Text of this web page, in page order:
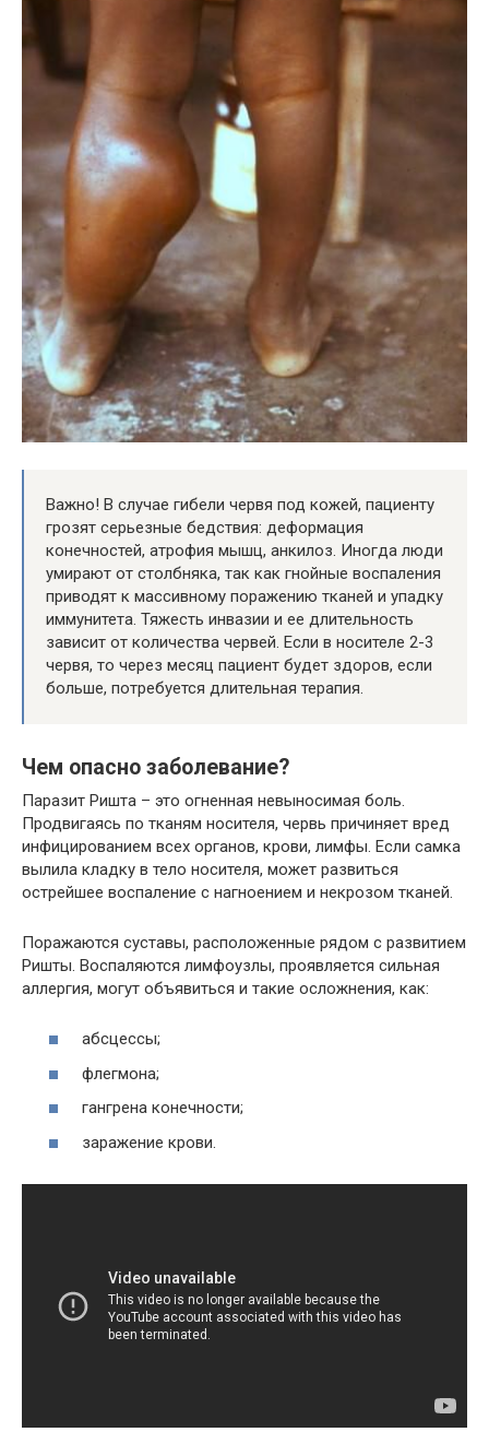
Важно! В случае гибели червя под кожей, пациенту
грозят серьезные бедствия: деформация
конечностей, атрофия мышц, анкилоз. Иногда люди
умирают от столбняка, так как гнойные воспаления
приводят к массивному поражению тканей и упадку
иммунитета. Тяжесть инвазии и ее длительность
зависит от количества червей. Если в носителе 2-3
червя, то через месяц пациент будет здоров, если
больше, потребуется длительная терапия.
Чем опасно заболевание?
Паразит Ришта – это огненная невыносимая боль.
Продвигаясь по тканям носителя, червь причиняет вред
инфицированием всех органов, крови, лимфы. Если самка
вылила кладку в тело носителя, может развиться
острейшее воспаление с нагноением и некрозом тканей.
Поражаются суставы, расположенные рядом с развитием
Ришты. Воспаляются лимфоузлы, проявляется сильная
аллергия, могут объявиться и такие осложнения, как:
абсцессы;
флегмона;
гангрена конечности;
заражение крови.